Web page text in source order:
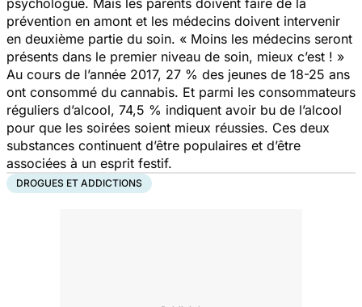
prévention en amont et les médecins doivent intervenir
en deuxième partie du soin. « Moins les médecins seront
présents dans le premier niveau de soin, mieux c’est ! »
Au cours de l’année 2017, 27 % des jeunes de 18-25 ans
ont consommé du cannabis. Et parmi les consommateurs
réguliers d’alcool, 74,5 % indiquent avoir bu de l’alcool
pour que les soirées soient mieux réussies. Ces deux
substances continuent d’être populaires et d’être
associées à un esprit festif.
DROGUES ET ADDICTIONS